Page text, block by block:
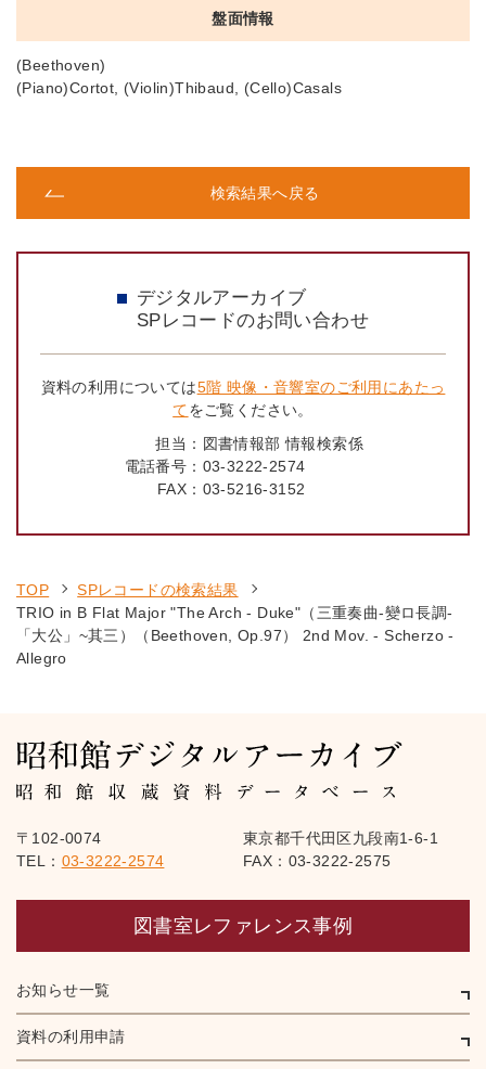
盤面情報
(Beethoven)
(Piano)Cortot, (Violin)Thibaud, (Cello)Casals
検索結果へ戻る
デジタルアーカイブ
SPレコードのお問い合わせ
資料の利用については5階 映像・音響室のご利用にあたっ
てをご覧ください。
担当： 図書情報部 情報検索係
電話番号： 03-3222-2574
FAX： 03-5216-3152
TOP
SPレコードの検索結果
TRIO in B Flat Major "The Arch - Duke"（三重奏曲-變ロ長調-
「大公」~其三）（Beethoven, Op.97） 2nd Mov. - Scherzo -
Allegro
〒102-0074
東京都千代田区九段南1-6-1
TEL： 03-3222-2574 FAX：03-3222-2575
図書室レファレンス事例
お知らせ一覧
資料の利用申請